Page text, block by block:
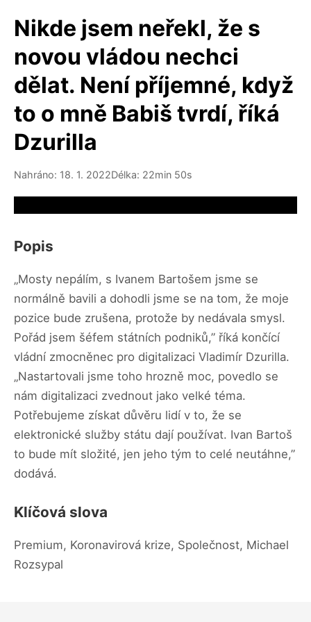
Nikde jsem neřekl, že s
novou vládou nechci
dělat. Není příjemné, když
to o mně Babiš tvrdí, říká
Dzurilla
Nahráno: 18. 1. 2022Délka: 22min 50s
Popis
„Mosty nepálím, s Ivanem Bartošem jsme se
normálně bavili a dohodli jsme se na tom, že moje
pozice bude zrušena, protože by nedávala smysl.
Pořád jsem šéfem státních podniků,” říká končící
vládní zmocněnec pro digitalizaci Vladimír Dzurilla.
„Nastartovali jsme toho hrozně moc, povedlo se
nám digitalizaci zvednout jako velké téma.
Potřebujeme získat důvěru lidí v to, že se
elektronické služby státu dají používat. Ivan Bartoš
to bude mít složité, jen jeho tým to celé neutáhne,”
dodává.
Klíčová slova
Premium, Koronavirová krize, Společnost, Michael
Rozsypal